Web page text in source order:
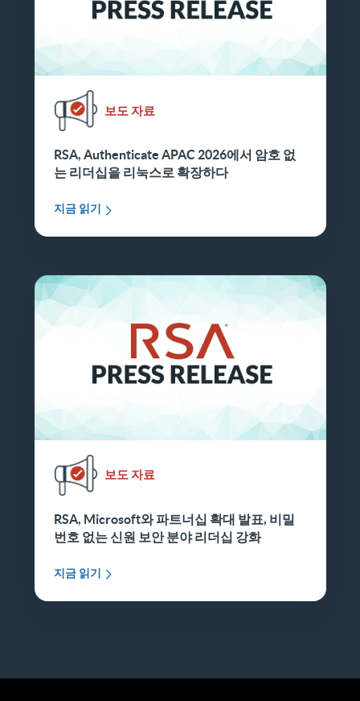
보도 자료
RSA, Authenticate APAC 2026에서 암호 없
는 리더십을 리눅스로 확장하다
지금 읽기
보도 자료
RSA, Microsoft와 파트너십 확대 발표, 비밀
번호 없는 신원 보안 분야 리더십 강화
지금 읽기